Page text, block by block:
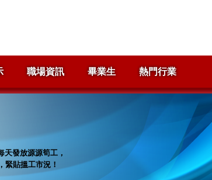
職場資訊 畢業生 熱門行業
發放源源筍工，
貼搵工市況！